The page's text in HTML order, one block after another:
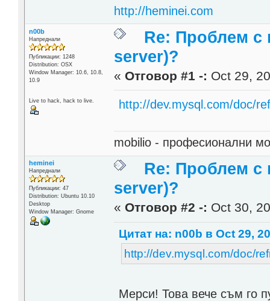
http://heminei.com
n00b
Напреднали
Публикации: 1248
Distribution: OSX
Window Manager: 10.6, 10.8,
10.9
Live to hack, hack to live.
Re: Проблем с
server)?
« Отговор #1 -: Oct 29,
http://dev.mysql.com/doc/
mobilio - професионални
heminei
Напреднали
Публикации: 47
Distribution: Ubuntu 10.10
Desktop
Window Manager: Gnome
Re: Проблем с
server)?
« Отговор #2 -: Oct 30,
Цитат на: n00b в Oct 29,
http://dev.mysql.com/doc/
Мерси! Това вече съм го